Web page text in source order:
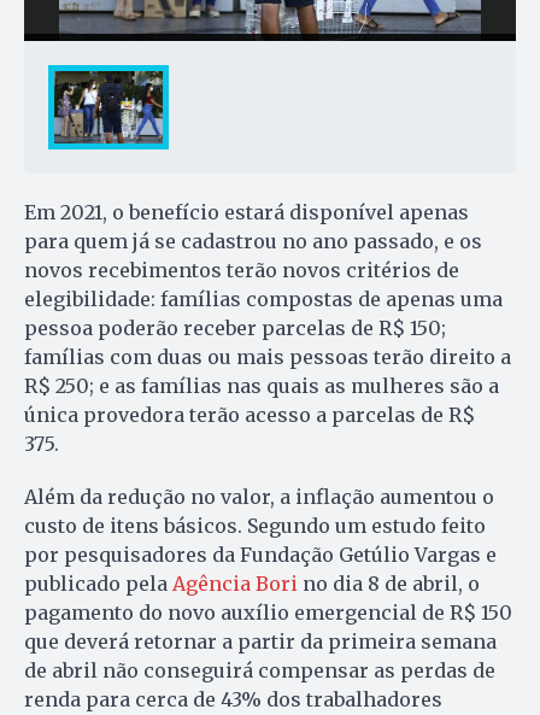
Em 2021, o benefício estará disponível apenas
para quem já se cadastrou no ano passado, e os
novos recebimentos terão novos critérios de
elegibilidade: famílias compostas de apenas uma
pessoa poderão receber parcelas de R$ 150;
famílias com duas ou mais pessoas terão direito a
R$ 250; e as famílias nas quais as mulheres são a
única provedora terão acesso a parcelas de R$
375.
Além da redução no valor, a inflação aumentou o
custo de itens básicos. Segundo um estudo feito
por pesquisadores da Fundação Getúlio Vargas e
publicado pela Agência Bori no dia 8 de abril, o
pagamento do novo auxílio emergencial de R$ 150
que deverá retornar a partir da primeira semana
de abril não conseguirá compensar as perdas de
renda para cerca de 43% dos trabalhadores